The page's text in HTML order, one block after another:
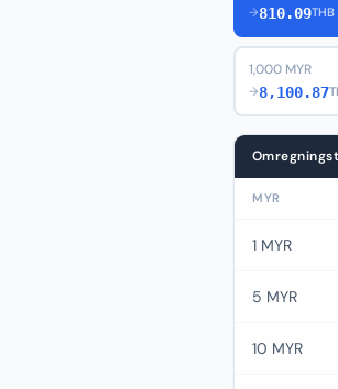
→810.09THB
1,000 MYR
→8,100.87
MYR
1 MYR
5 MYR
10 MYR